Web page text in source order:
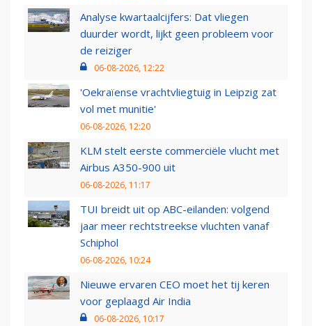
Analyse kwartaalcijfers: Dat vliegen
duurder wordt, lijkt geen probleem voor
de reiziger
06-08-2026, 12:22
'Oekraïense vrachtvliegtuig in Leipzig zat
vol met munitie'
06-08-2026, 12:20
KLM stelt eerste commerciële vlucht met
Airbus A350-900 uit
06-08-2026, 11:17
TUI breidt uit op ABC-eilanden: volgend
jaar meer rechtstreekse vluchten vanaf
Schiphol
06-08-2026, 10:24
Nieuwe ervaren CEO moet het tij keren
voor geplaagd Air India
06-08-2026, 10:17